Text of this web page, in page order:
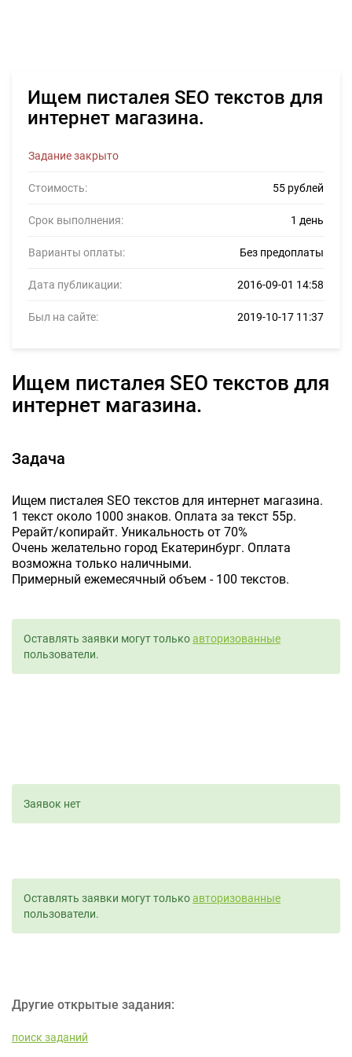
Ищем писталея SEO текстов для
интернет магазина.
Задание закрыто
Стоимость: 55 рублей
Срок выполнения: 1 день
Варианты оплаты: Без предоплаты
Дата публикации: 2016-09-01 14:58
Был на сайте: 2019-10-17 11:37
Ищем писталея SEO текстов для
интернет магазина.
Задача
Ищем писталея SEO текстов для интернет магазина.
1 текст около 1000 знаков. Оплата за текст 55р.
Рерайт/копирайт. Уникальность от 70%
Очень желательно город Екатеринбург. Оплата
возможна только наличными.
Примерный ежемесячный объем - 100 текстов.
Оставлять заявки могут толькоавторизованные
пользователи.
Заявок нет
Оставлять заявки могут толькоавторизованные
пользователи.
Другие открытые задания:
поиск заданий